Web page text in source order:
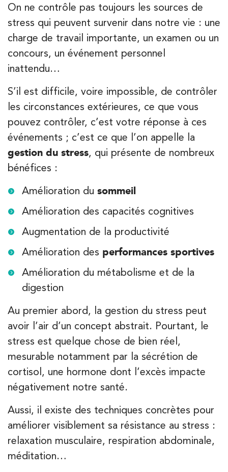
On ne contrôle pas toujours les sources de
stress qui peuvent survenir dans notre vie : une
charge de travail importante, un examen ou un
concours, un événement personnel
inattendu…
S’il est difficile, voire impossible, de contrôler
les circonstances extérieures, ce que vous
pouvez contrôler, c’est votre réponse à ces
événements ; c’est ce que l’on appelle la
gestion du stress, qui présente de nombreux
bénéfices :
Amélioration du sommeil
Amélioration des capacités cognitives
Augmentation de la productivité
Amélioration des performances sportives
Amélioration du métabolisme et de la
digestion
Au premier abord, la gestion du stress peut
avoir l’air d’un concept abstrait. Pourtant, le
stress est quelque chose de bien réel,
mesurable notamment par la sécrétion de
cortisol, une hormone dont l’excès impacte
négativement notre santé.
Aussi, il existe des techniques concrètes pour
améliorer visiblement sa résistance au stress :
relaxation musculaire, respiration abdominale,
méditation…
APPELEZ UN INSTITUT IK
IK Morangis – 91
28 Rue Velpeau 92160 Antony
28 Rue Velpeau 92160 Antony
01 64 48 35 84
PRENEZ RDV SUR